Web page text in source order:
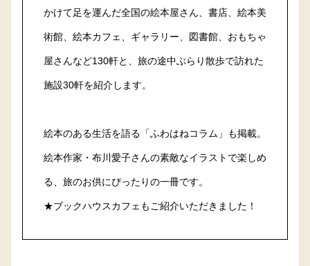
かけて足を運んだ全国の絵本屋さん、書店、絵本美
術館、絵本カフェ、ギャラリー、図書館、おもちゃ
屋さんなど130軒と、旅の途中ぶらり散歩で訪れた
施設30軒を紹介します。
絵本のある生活を語る「ふわはねコラム」も掲載。
絵本作家・布川愛子さんの素敵なイラストで楽しめ
る、旅のお供にぴったりの一冊です。
★ブックハウスカフェもご紹介いただきました！